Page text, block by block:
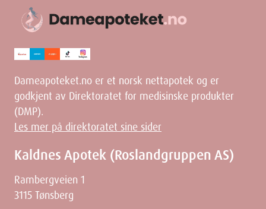
Dameapoteket.no er et norsk nettapotek og er
godkjent av Direktoratet for medisinske produkter
(DMP).
Les mer på direktoratet sine sider
Kaldnes Apotek (Roslandgruppen AS)
Rambergveien 1
3115 Tønsberg